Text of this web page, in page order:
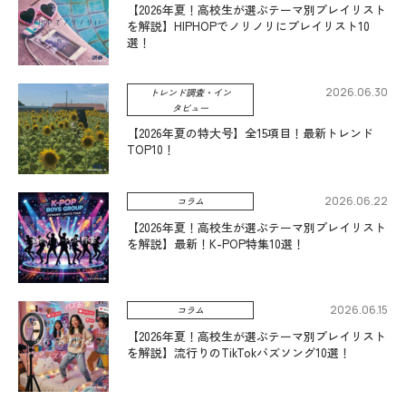
【2026年夏！高校生が選ぶテーマ別プレイリスト
を解説】HIPHOPでノリノリにプレイリスト10
選！
トレンド調査・イン
タビュー
2026.06.30
【2026年夏の特大号】全15項目！最新トレンド
TOP10！
コラム 2026.06.22
【2026年夏！高校生が選ぶテーマ別プレイリスト
を解説】最新！K-POP特集10選！
コラム 2026.06.15
【2026年夏！高校生が選ぶテーマ別プレイリスト
を解説】流行りのTikTokバズソング10選！